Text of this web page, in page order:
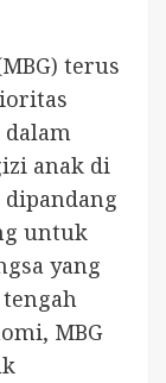
terus
anak di
untuk
yang
MBG